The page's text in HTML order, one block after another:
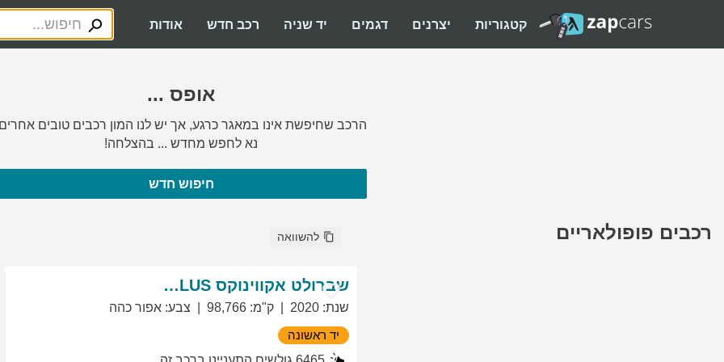
קטגוריות יצרנים דגמים יד שניה רכב חדש אודות
אופס ...
הרכב שחיפשת אינו במאגר כרגע, אך יש לנו המון רכבים טובים
נא לחפש מחדש ... בהצלחה!
חיפוש חדש
רכבים פופולאריים להשוואה
שברולט אקווינוקס LT PLUS
שנת:
2020 ק"מ:
98,766 צבע: אפור כהה
יד ראשונה